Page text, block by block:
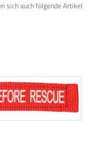
sich auch folgende Artikel